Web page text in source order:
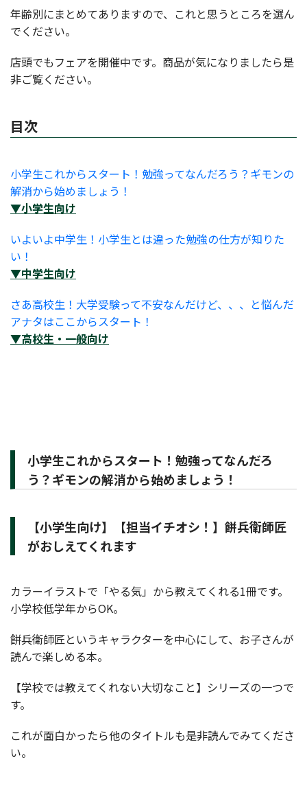
年齢別にまとめてありますので、これと思うところを選ん
でください。
店頭でもフェアを開催中です。商品が気になりましたら是
非ご覧ください。
目次
小学生これからスタート！勉強ってなんだろう？ギモンの
解消から始めましょう！
▼小学生向け
いよいよ中学生！小学生とは違った勉強の仕方が知りた
い！
▼中学生向け
さあ高校生！大学受験って不安なんだけど、、、と悩んだ
アナタはここからスタート！
▼高校生・一般向け
小学生これからスタート！勉強ってなんだろ
う？ギモンの解消から始めましょう！
【小学生向け】【担当イチオシ！】餅兵衛師匠
がおしえてくれます
カラーイラストで「やる気」から教えてくれる1冊です。
小学校低学年からOK。
餅兵衛師匠というキャラクターを中心にして、お子さんが
読んで楽しめる本。
【学校では教えてくれない大切なこと】シリーズの一つで
す。
これが面白かったら他のタイトルも是非読んでみてくださ
い。